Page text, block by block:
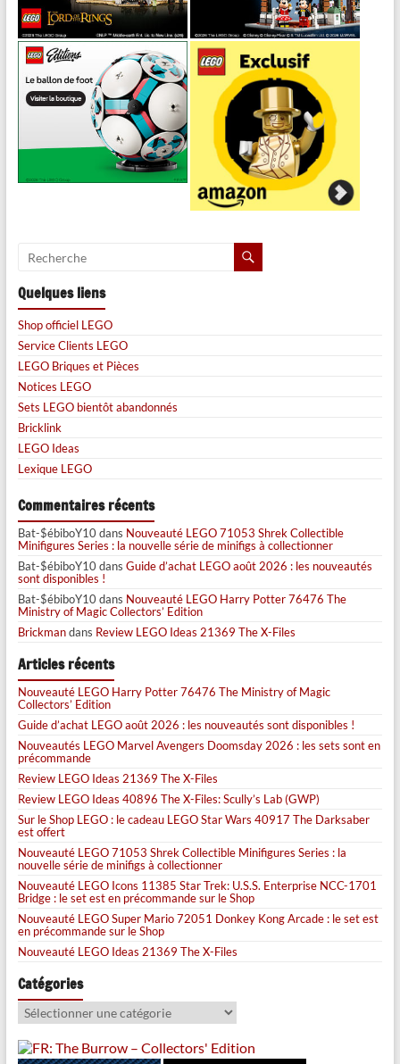
Quelques liens
Shop officiel LEGO
Service Clients LEGO
LEGO Briques et Pièces
Notices LEGO
Sets LEGO bientôt abandonnés
Bricklink
LEGO Ideas
Lexique LEGO
Commentaires récents
Bat-$ébiboY10dans Nouveauté LEGO 71053 Shrek Collectible
Minifigures Series : la nouvelle série de minifigs à collectionner
Bat-$ébiboY10dans Guide d’achat LEGO août 2026 : les nouveautés
sont disponibles !
Bat-$ébiboY10dans Nouveauté LEGO Harry Potter 76476 The
Ministry of Magic Collectors’ Edition
Brickmandans Review LEGO Ideas 21369 The X-Files
Articles récents
Nouveauté LEGO Harry Potter 76476 The Ministry of Magic
Collectors’ Edition
Guide d’achat LEGO août 2026 : les nouveautés sont disponibles !
Nouveautés LEGO Marvel Avengers Doomsday 2026 : les sets sont en
précommande
Review LEGO Ideas 21369 The X-Files
Review LEGO Ideas 40896 The X-Files: Scully’s Lab (GWP)
Sur le Shop LEGO : le cadeau LEGO Star Wars 40917 The Darksaber
est offert
Nouveauté LEGO 71053 Shrek Collectible Minifigures Series : la
nouvelle série de minifigs à collectionner
Nouveauté LEGO Icons 11385 Star Trek: U.S.S. Enterprise NCC-1701
Bridge : le set est en précommande sur le Shop
Nouveauté LEGO Super Mario 72051 Donkey Kong Arcade : le set est
en précommande sur le Shop
Nouveauté LEGO Ideas 21369 The X-Files
Catégories
Catégories